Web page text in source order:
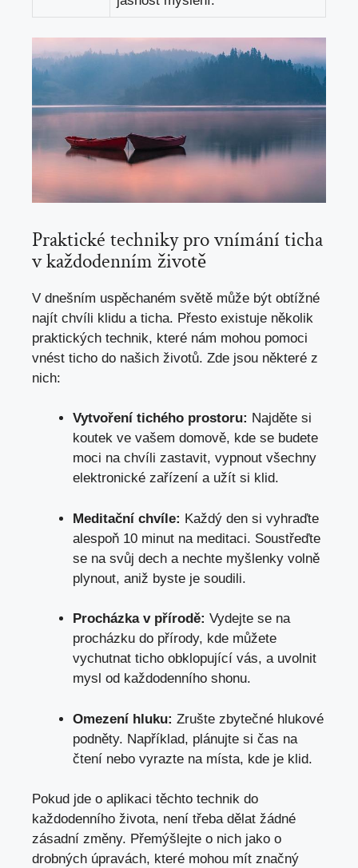
Praktické techniky ⁤pro vnímání ticha
v každodenním ⁣životě
V ⁢dnešním​ uspěchaném světě může být obtížné
najít chvíli klidu a ticha.⁤ Přesto⁢ existuje několik
praktických ⁣technik, ​které‍ nám mohou pomoci
vnést ticho do našich životů. Zde jsou některé z
nich:
Vytvoření tichého prostoru: Najděte si
koutek ve vašem domově, kde se budete
moci na chvíli zastavit, vypnout všechny
elektronické zařízení ‌a užít si klid.
Meditační chvíle: Každý ‍den si vyhraďte
⁤alespoň 10 minut na meditaci. Soustřeďte
se na svůj⁢ dech a nechte myšlenky volně
plynout, aniž byste je soudili.
Procházka⁢ v přírodě: Vydejte se na
procházku do přírody, kde můžete
vychutnat ticho obklopující vás, ⁢a uvolnit
mysl od každodenního⁣ shonu.
Omezení hluku: Zrušte zbytečné hlukové
podněty. Například, plánujte si čas na
čtení nebo vyrazte na místa, kde je klid.
Pokud jde o aplikaci těchto technik do
každodenního života, není třeba dělat‍ žádné
zásadní změny. Přemýšlejte o nich jako​ o
drobných úpravách, které mohou mít značný